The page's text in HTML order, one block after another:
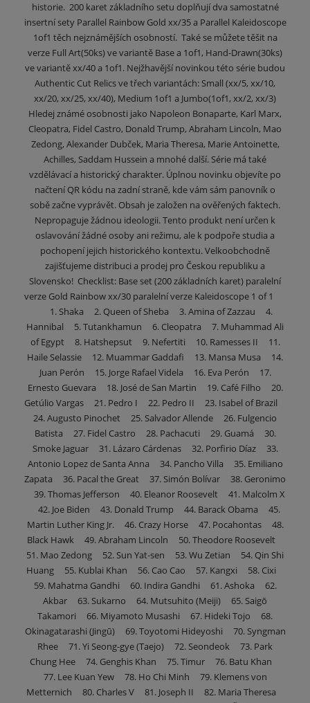
historie. 200 karet základního setu doplňují dva samostatné
insertní sety Parallel Rainbow Gold xx/35 a Parallel Kaleidoscope
1of1 těch nejznámějších osobností. Také se můžete těšit na
verze Full Art(50ks) ve variantě Base a 1of1, Hand-Drawn(30ks)
ve variantě xx/40 a 1of1. Nejžhavější novinkou této série budou
Authentic Cut Relics ve třech variantách: Small (xx/5, xx/10,
xx/20, xx/25, xx/40), Medium 1of1 a Jumbo(1of1, xx/2, xx/3)
Hledej známé osobnosti jako Napoleon Bonaparte, Karl Marx,
Cleopatra, Fidel Castro, Donald Trump, Abraham Lincoln, Mao
Zedong, Alexander Dubček, Maria Theresa, Marie Antoinette,
Achilles, Saddam Hussein a mnohé další. Série má také
vzdělávací a historický charakter. Úplnou novinku objevíte po
načtení QR kódu na zadní straně, kde vám sám panovník o
sobě začne vyprávět. Obsah je založen na ověřených faktech.
Nepropaguje žádnou ideologii. Tento produkt není určen k
oslavování žádné osoby ani režimu, ale k podpoře studia a
pochopení jejich historického kontextu. Velkoobchodně
zajišťujeme distribuci a prodej pro Českou republiku a
Slovensko! Checklist: Base set (200 základních karet) paralelní
verze Gold Rainbow xx/30 paralelní verze Kaleidoscope 1 of 1
1. Shaka 2. Queen of Sheba 3. Amina of Zazzau 4.
Hannibal 5. Tutankhamun 6. Cleopatra 7. Muhammad Ali
of Egypt 8. Hatshepsut 9. Nefertiti 10. Ramesses II 11.
Haile Selassie 12. Muammar Gaddafi 13. Mansa Musa 14.
Juan Perón 15. Jorge Rafael Videla 16. Eva Perón 17.
Ernesto Guevara 18. José de San Martin 19. Café Filho 20.
Getúlio Vargas 21. Pedro I 22. Pedro II 23. Isabel of Brazil
24. Augusto Pinochet 25. Salvador Allende 26. Fulgencio
Batista 27. Fidel Castro 28. Pachacuti 29. Guamá 30.
Smoke Jaguar 31. Lázaro Cárdenas 32. Porfirio Díaz 33.
Antonio Lopez de Santa Anna 34. Pancho Villa 35. Emiliano
Zapata 36. Pacal the Great 37. Simón Bolívar 38. Geronimo
39. Thomas Jefferson 40. Eleanor Roosevelt 41. Malcolm X
42. Joe Biden 43. Donald Trump 44. Barack Obama 45.
Martin Luther King Jr. 46. Crazy Horse 47. Pocahontas 48.
Black Hawk 49. Abraham Lincoln 50. Theodore Roosevelt
51. Mao Zedong 52. Sun Yat-sen 53. Wu Zetian 54. Qin Shi
Huang 55. Kublai Khan 56. Cao Cao 57. Kangxi 58. Cixi
59. Mahatma Gandhi 60. Indira Gandhi 61. Ashoka 62.
Akbar 63. Sukarno 64. Mutsuhito (Meiji) 65. Saigō
Takamori 66. Miyamoto Musashi 67. Hideki Tojo 68.
Okinagatarashi (Jingū) 69. Toyotomi Hideyoshi 70. Syngman
Rhee 71. Yi Seong-gye (Taejo) 72. Seondeok 73. Park
Chung Hee 74. Genghis Khan 75. Timur 76. Batu Khan
77. Lee Kuan Yew 78. Ho Chi Minh 79. Klemens von
Metternich 80. Charles V 81. Joseph II 82. Maria Theresa